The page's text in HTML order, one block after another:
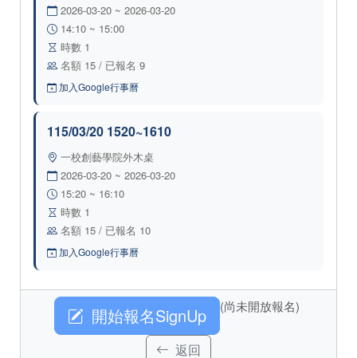
2026-03-20 ~ 2026-03-20
14:10 ~ 15:00
時數 1
名額 15 / 已報名 9
加入Google行事曆
115/03/20 1520~1610
一校創藝學院外木桌
2026-03-20 ~ 2026-03-20
15:20 ~ 16:10
時數 1
名額 15 / 已報名 10
加入Google行事曆
開始報名SignUp (尚未開放報名)
返回